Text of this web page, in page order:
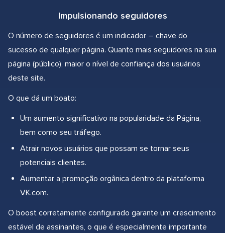
Impulsionando seguidores
O número de seguidores é um indicador – chave do
sucesso de qualquer página. Quanto mais seguidores na sua
página (público), maior o nível de confiança dos usuários
deste site.
O que dá um boato:
Um aumento significativo na popularidade da Página,
bem como seu tráfego.
Atrair novos usuários que possam se tornar seus
potenciais clientes.
Aumentar a promoção orgânica dentro da plataforma
VK.com.
O boost corretamente configurado garante um crescimento
estável de assinantes, o que é especialmente importante